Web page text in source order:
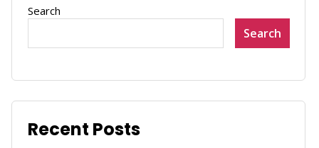
Search
Search
Recent Posts